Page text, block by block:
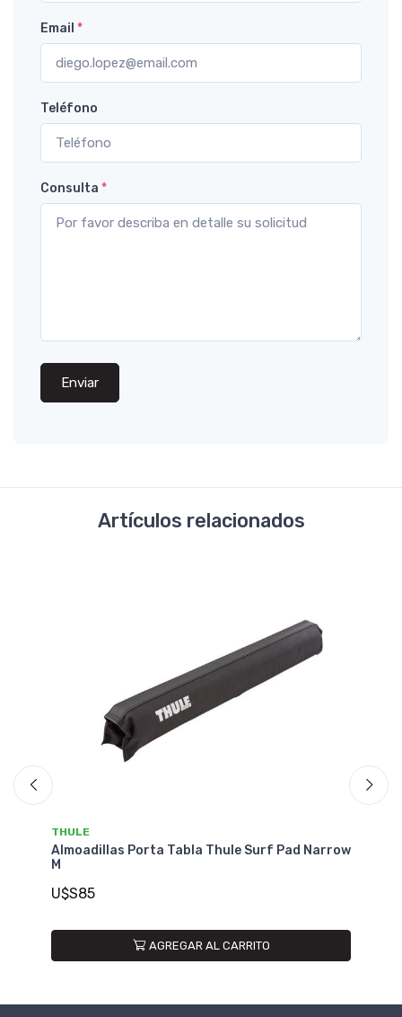
Email *
Teléfono
Consulta *
Enviar
Artículos relacionados
THULE
Almoadillas Porta Tabla Thule Surf Pad Narrow
M
U$S85
AGREGAR AL CARRITO